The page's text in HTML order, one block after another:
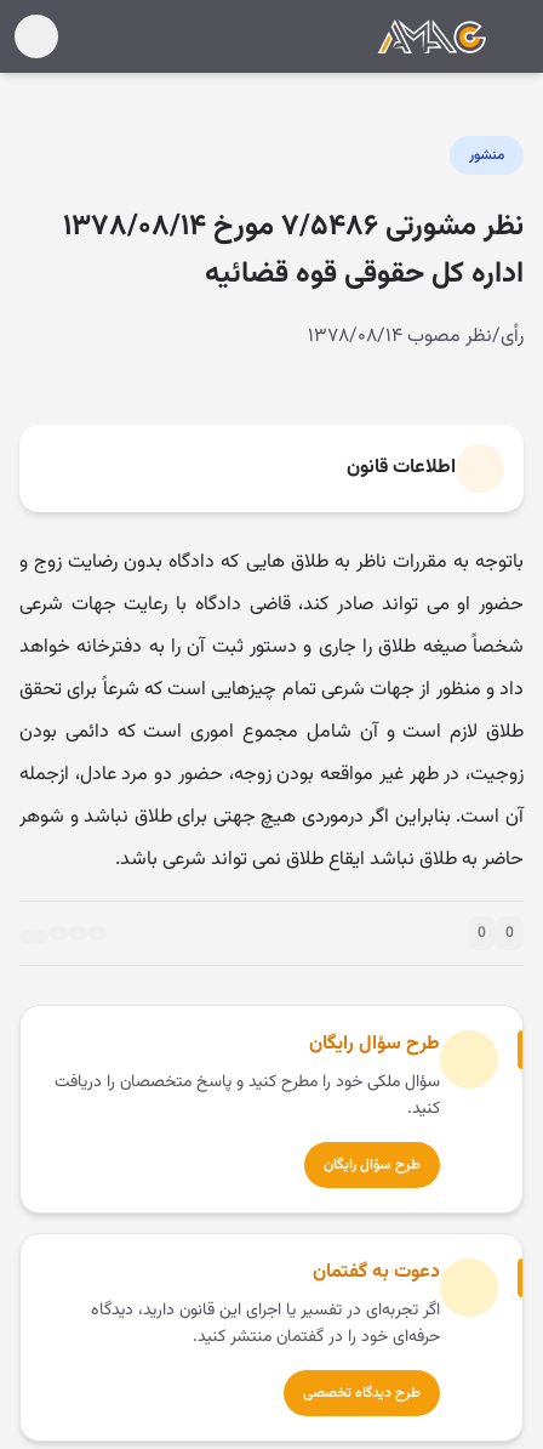
منشور
نظر مشورتی ۷/۵۴۸۶ مورخ ۱۳۷۸/۰۸/۱۴
اداره کل حقوقی قوه قضائیه
رأی/نظر مصوب ۱۳۷۸/۰۸/۱۴
اطلاعات قانون
باتوجه به مقررات ناظر به طلاق هایی که دادگاه بدون رضایت زوج و
حضور او می تواند صادر کند، قاضی دادگاه با رعایت جهات شرعی
شخصاً صیغه طلاق را جاری و دستور ثبت آن را به دفترخانه خواهد
داد و منظور از جهات شرعی تمام چیزهایی است که شرعاً برای تحقق
طلاق لازم است و آن شامل مجموع اموری است که دائمی بودن
زوجیت، در طهر غیر مواقعه بودن زوجه، حضور دو مرد عادل، ازجمله
آن است. بنابراین اگر درموردی هیچ جهتی برای طلاق نباشد و شوهر
حاضر به طلاق نباشد ایقاع طلاق نمی تواند شرعی باشد.
0
0
طرح سؤال رایگان
سؤال ملکی خود را مطرح کنید و پاسخ متخصصان را دریافت
کنید.
طرح سؤال رایگان
دعوت به گفتمان
اگر تجربه‌ای در تفسیر یا اجرای این قانون دارید، دیدگاه
حرفه‌ای خود را در گفتمان منتشر کنید.
طرح دیدگاه تخصصی